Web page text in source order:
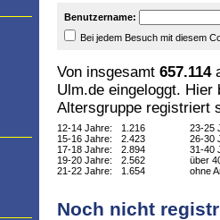
Benutzername:
Bei jedem Besuch mit diesem
Von insgesamt 657.114
Ulm.de eingeloggt.
Altersgruppe registriert
12-14 Jahre: 1.216
23-25
15-16 Jahre:
2.423
26-30
17-18 Jahre:
2.894
31-40
19-20 Jahre:
2.562
über
21-22 Jahre:
1.654 ohne
Noch nicht